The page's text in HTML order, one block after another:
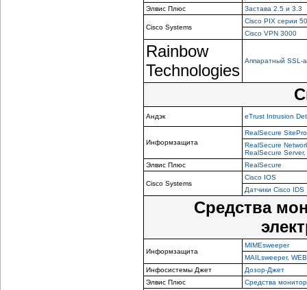
Элвис Плюс
Застава 2.5 и 3.3
Cisco Systems
Cisco PIX серии
Cisco VPN 3000
Rainbow
Technologies
Аппаратный SSL-
Андэк eTrust Intrusion
Информзащита
RealSecure
RealSecure
RealSecure
Элвис Плюс
RealSecure
Cisco Systems
Cisco IOS
Датчики Cisco IDS
Средства
Информзащита
MIMEsweeper
MAILsweeper,
Инфосистемы Джет
Дозор-Джет
Элвис Плюс
Средства